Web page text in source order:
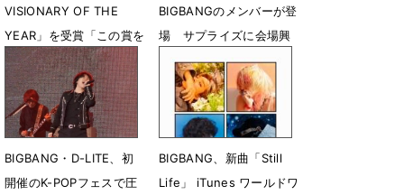
VISIONARY OF THE
YEAR」を受賞「この賞を
来年もまた獲りに行きま
す」
11月23日 18時40分
BIGBANGのメンバーが登
場 サプライズに会場興
11月23日 18時25分
BIGBANG・D-LITE、初
開催のK-POPフェスで圧
BIGBANG、新曲「Still
Life」 iTunes ワールドワ